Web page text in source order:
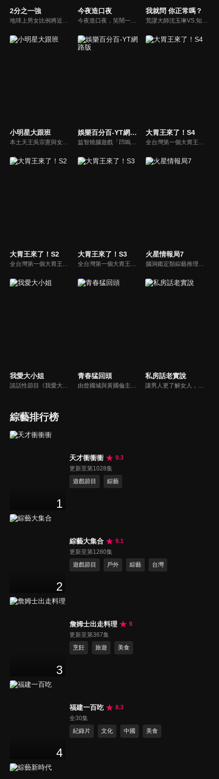
2分之一強 今夜造口夜
今夜造口夜，笑鬧一整夜。以網路自製嘲諷節目走紅、在網路擁有廣大支持群眾和影響力的主播「視網膜」，藉此一揉合綜藝與喜劇之談話性節目，帶觀眾以輕鬆之方式，瞭解時下最熱門、最能引起共鳴的社會議題、現象和人物。 多元的切入角度、最輕鬆易懂的議題剖析、言論尺度不設限！
我就問 你正常嗎？
小明星大跟班
本土天王吳宗憲與女兒吳姍儒（Sandy）搭檔主持，每集邀請來賓暢談演藝圈大小事，父女檔聯手笑果十足，老梗搭上新世代，最新組合強勢登場！
娛樂百分百-YT網路版
益智燒腦遊戲「凹嗚狼人殺」激發你的邏輯推理能力，偶像巨星雲集，全球娛樂資訊，一手掌握不脫節！2025全新升級改版，盡在《娛樂百分百-YT網路版》！
大胃王來了！S4
全台灣第一個大胃王美食節目，由主持人帶領大胃王們及名人來賓吃遍台灣美食，每趟旅程都有不同的美食主題以及遊戲互動，並藉由大胃王幸福地享用，讓觀眾深刻了解台灣美食文化的豐富特色！
大胃王來了！S2
全台灣第一個大胃王美食節目，由主持人帶領大胃王們及名人來賓吃遍台灣美食，每趟旅程都有不同的美食主題以及遊戲互動，並藉由大胃王幸福地享用，讓觀眾深刻了解台灣美食文化的豐富特色！
大胃王來了！S3
全台灣第一個大胃王美食節目，由主持人帶領大胃王們及名人來賓吃遍台灣美食，每趟旅程都有不同的美食主題以及遊戲互動，並藉由大胃王幸福地享用，讓觀眾深刻了解台灣美食文化的豐富特色！
火星情報局7
腦洞鑑定類綜藝推理脫口秀，陣容為薛之謙、大張偉、楊迪、劉維、黃子弘凡、黃聖依、龐博等…節目圍繞著當下熱梗熱點、觀眾的興趣點、共鳴點展開故事；火星特工廣發英雄帖正面對撞，迎戰近年最出圈、最有趣、最敢說的廠牌大咖們。真金不怕火煉！一場席卷全網的廠牌巔峰之戰即將展開！
我愛大小姐
談話性節目《我愛大小姐》是由吳淡如、林慧萍主持的一檔談話性節目，講訴女人間的那些事。
青春猛回頭
由曾國城與黃國倫主持，節目中邀請20位20歲以下青少年組成青春團，另一邊則為年紀相較成熟的藝人來賓為不老團，每集分別就一件青少年必定遇見的事件討論，看兩個不同年代的人們，所擁有的不同看法與立場。帶領讓觀眾一起回到那些年的青春歲月！
私房話老實說
讓男人更了解女人，女人更了解自己 ，揭密女性私房話，讓療癒專家教你更愛自己！由于美人和納豆攜手主持，更多你想知道的女性私密話題都在《私房話老實說》。
綜藝排行榜
1
天才衝衝衝
9.3
更新至第1028集
遊戲節目
綜藝
2
綜藝大集合
9.1
更新至第1280集
遊戲節目
戶外 綜藝 台灣
3
詹姆士出走料理
9
更新至第367集
烹飪
旅遊 美食
4
福建一百吃
8.3
全30集
紀錄片
文化 中國 美食